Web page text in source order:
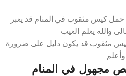
حمل كيس مثقوب في المنام قد يعبر
والله يعلم الغيب
كيس مثقوب قد يكون دليل على ضرورة
مجهول في المنام